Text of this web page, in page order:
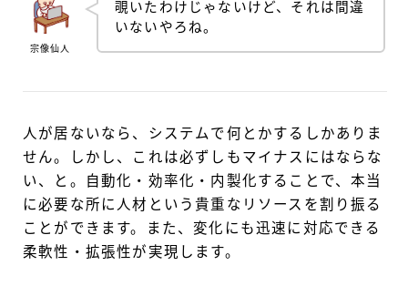
宗像仙人
覗いたわけじゃないけど、それは間違
いないやろね。
人が居ないなら、システムで何とかするしかありま
せん。しかし、これは必ずしもマイナスにはならな
い、と。自動化・効率化・内製化することで、本当
に必要な所に人材という貴重なリソースを割り振る
ことができます。また、変化にも迅速に対応できる
柔軟性・拡張性が実現します。